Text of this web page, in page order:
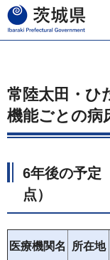
茨城県
常陸太田・ひ
機能ごとの病
6年後の予定
点）
医療機関名 所在地